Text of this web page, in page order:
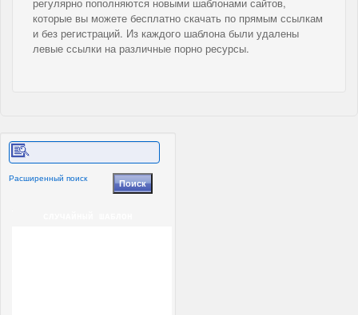
которые вы можете бесплатно скачать по прямым ссылкам
и без регистраций. Из каждого шаблона были удалены
левые ссылки на различные порно ресурсы.
Расширенный поиск